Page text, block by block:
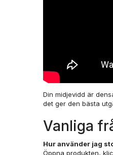
Din midjevidd är
det ger den bästa
Vanliga
Hur använder jag
Öppna produkten,